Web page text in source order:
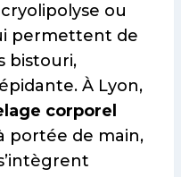
ou
permettent de
bistouri,
À Lyon,
corporel
portée de main,